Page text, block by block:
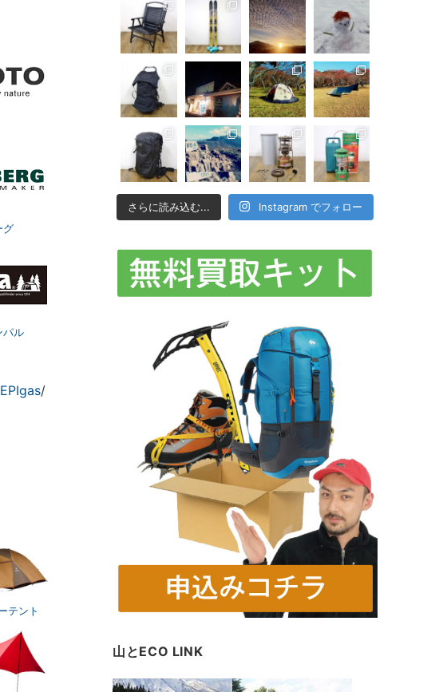
グ
パル
EPIgas/
テント
さらに読み込む... Instagram でフォロー
山とECO LINK